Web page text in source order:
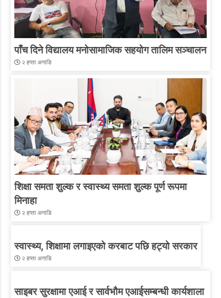
पाँच दिने विद्यालय मनोसामाजिक सहयोग तालिम सञ्चालन
२ हप्ता अगाडि
शिक्षा समता शुल्क र स्वास्थ्य समता शुल्क पूर्ण रूपमा
मिनाहा
२ हप्ता अगाडि
स्वास्थ्य, शिक्षामा लगाइएको करबाट पछि हट्यो सरकार
२ हप्ता अगाडि
साइबर सुरक्षामा एआई र सार्वभौम एआईसम्बन्धी कार्यशाला